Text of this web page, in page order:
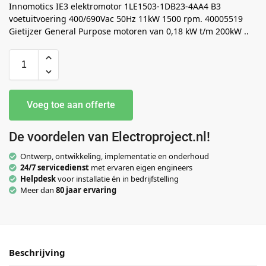
Innomotics IE3 elektromotor 1LE1503-1DB23-4AA4 B3
voetuitvoering 400/690Vac 50Hz 11kW 1500 rpm. 40005519
Gietijzer General Purpose motoren van 0,18 kW t/m 200kW ..
Voeg toe aan offerte
De voordelen van Electroproject.nl!
Ontwerp, ontwikkeling, implementatie en onderhoud
24/7 servicedienst met ervaren eigen engineers
Helpdeskvoor installatie én in bedrijfstelling
Meer dan 80 jaar ervaring
Beschrijving